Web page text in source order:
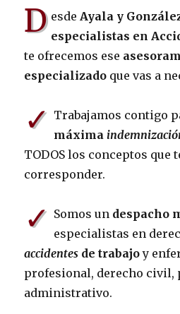
D esde Ayala y
especialistas en
te ofrecemos ese
especializado que vas a
✓ Trabajamos contigo
máxima
TODOS los conceptos que
corresponder.
✓ Somos un despacho
especialistas en
accidentes de trabajoy
profesional, derecho civil,
administrativo.